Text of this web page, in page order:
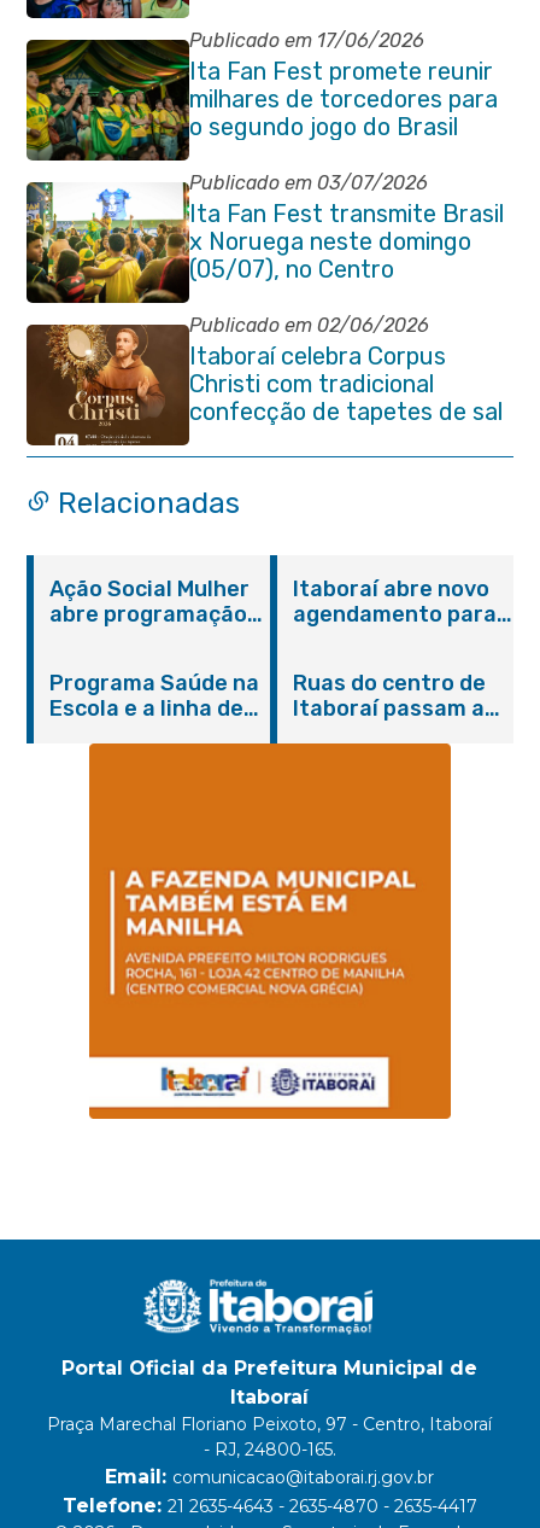
Publicado em 17/06/2026
Ita Fan Fest promete reunir
milhares de torcedores para
o segundo jogo do Brasil
Publicado em 03/07/2026
Ita Fan Fest transmite Brasil
x Noruega neste domingo
(05/07), no Centro
Publicado em 02/06/2026
Itaboraí celebra Corpus
Christi com tradicional
confecção de tapetes de sal
e programação religiosa na
Avenida 22 de Maio
Relacionadas
Ação Social Mulher
abre programação
serviços gratuitos e
orientações
Itaboraí abre novo
agendamento para
Programa Saúde na
Escola e a linha de
Magalhães Seabra
Ruas do centro de
Itaboraí passam a
Portal Oficial da Prefeitura Municipal de
Itaboraí
Praça Marechal Floriano Peixoto, 97 - Centro, Itaboraí
- RJ, 24800-165.
Email: comunicacao@itaborai.rj.gov.br
Telefone: 21 2635-4643 - 2635-4870 - 2635-4417